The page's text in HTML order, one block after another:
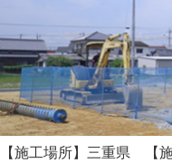
【施工場所】三重県 【